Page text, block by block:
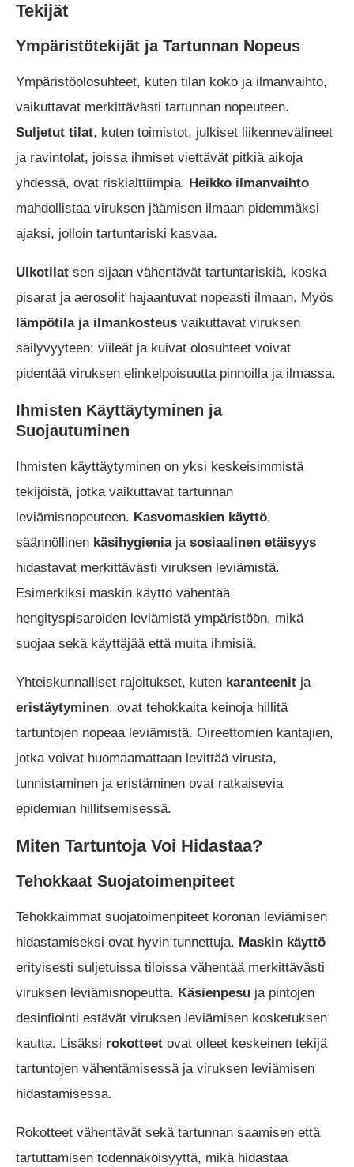
Tekijät
Ympäristötekijät ja Tartunnan Nopeus
Ympäristöolosuhteet, kuten tilan koko ja ilmanvaihto,
vaikuttavat merkittävästi tartunnan nopeuteen.
Suljetut tilat, kuten toimistot, julkiset liikennevälineet
ja ravintolat, joissa ihmiset viettävät pitkiä aikoja
yhdessä, ovat riskialttiimpia. Heikko ilmanvaihto
mahdollistaa viruksen jäämisen ilmaan pidemmäksi
ajaksi, jolloin tartuntariski kasvaa.
Ulkotilat sen sijaan vähentävät tartuntariskiä, koska
pisarat ja aerosolit hajaantuvat nopeasti ilmaan. Myös
lämpötila ja ilmankosteus vaikuttavat viruksen
säilyvyyteen; viileät ja kuivat olosuhteet voivat
pidentää viruksen elinkelpoisuutta pinnoilla ja ilmassa.
Ihmisten Käyttäytyminen ja
Suojautuminen
Ihmisten käyttäytyminen on yksi keskeisimmistä
tekijöistä, jotka vaikuttavat tartunnan
leviämisnopeuteen. Kasvomaskien käyttö,
säännöllinen käsihygieniaja sosiaalinen etäisyys
hidastavat merkittävästi viruksen leviämistä.
Esimerkiksi maskin käyttö vähentää
hengityspisaroiden leviämistä ympäristöön, mikä
suojaa sekä käyttäjää että muita ihmisiä.
Yhteiskunnalliset rajoitukset, kuten karanteenit ja
eristäytyminen, ovat tehokkaita keinoja hillitä
tartuntojen nopeaa leviämistä. Oireettomien kantajien,
jotka voivat huomaamattaan levittää virusta,
tunnistaminen ja eristäminen ovat ratkaisevia
epidemian hillitsemisessä.
Miten Tartuntoja Voi Hidastaa?
Tehokkaat Suojatoimenpiteet
Tehokkaimmat suojatoimenpiteet koronan leviämisen
hidastamiseksi ovat hyvin tunnettuja. Maskin käyttö
erityisesti suljetuissa tiloissa vähentää merkittävästi
viruksen leviämisnopeutta. Käsienpesu ja pintojen
desinfiointi estävät viruksen leviämisen kosketuksen
kautta. Lisäksi rokotteet ovat olleet keskeinen tekijä
tartuntojen vähentämisessä ja viruksen leviämisen
hidastamisessa.
Rokotteet vähentävät sekä tartunnan saamisen että
tartuttamisen todennäköisyyttä, mikä hidastaa